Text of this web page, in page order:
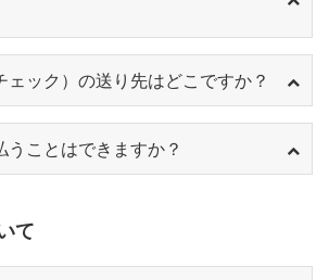
ェック）の送り先はどこですか？
うことはできますか？
て